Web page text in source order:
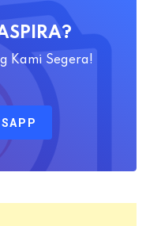
Kami Segera!